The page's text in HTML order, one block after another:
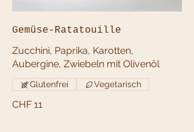
Gemüse-Ratatouille
Zucchini, Paprika, Karotten,
CHF 11
Glutenfrei Vegetarisch